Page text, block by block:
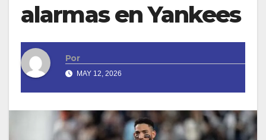
alarmas en Yankees
Por
MAY 12, 2026